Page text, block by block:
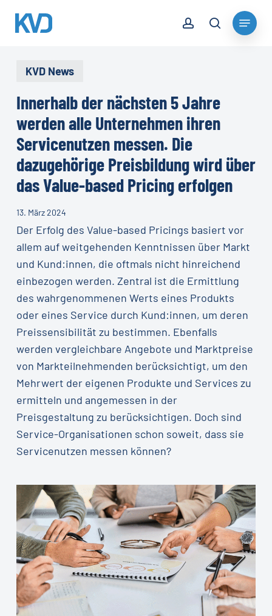
search
Menu
KVD News
Innerhalb der nächsten 5 Jahre
werden alle Unternehmen ihren
Servicenutzen messen. Die
dazugehörige Preisbildung wird über
das Value-based Pricing erfolgen
13. März 2024
Der Erfolg des Value-based Pricings basiert vor
allem auf weitgehenden Kenntnissen über Markt
und Kund:innen, die oftmals nicht hinreichend
einbezogen werden. Zentral ist die Ermittlung
des wahrgenommenen Werts eines Produkts
oder eines Service durch Kund:innen, um deren
Preissensibilität zu bestimmen. Ebenfalls
werden vergleichbare Angebote und Marktpreise
von Markteilnehmenden berücksichtigt, um den
Mehrwert der eigenen Produkte und Services zu
ermitteln und angemessen in der
Preisgestaltung zu berücksichtigen. Doch sind
Service-Organisationen schon soweit, dass sie
Servicenutzen messen können?
Close